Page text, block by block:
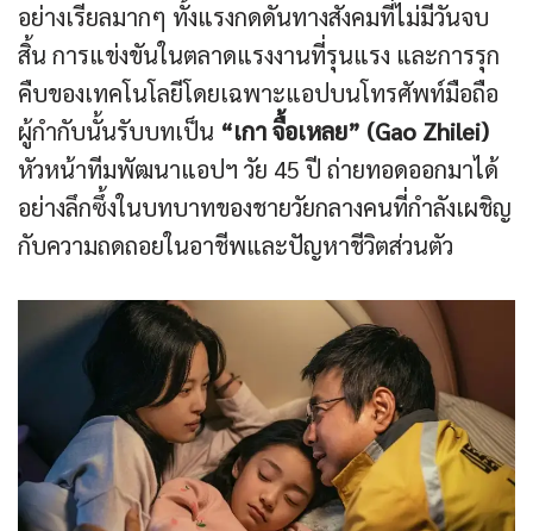
อย่างเรียลมากๆ ทั้งแรงกดดันทางสังคมที่ไม่มีวันจบ
สิ้น การแข่งขันในตลาดแรงงานที่รุนแรง และการรุก
คืบของเทคโนโลยีโดยเฉพาะแอปบนโทรศัพท์มือถือ
ผู้กำกับนั้นรับบทเป็น “เกา จื้อเหลย” (Gao Zhilei)
หัวหน้าทีมพัฒนาแอปฯ วัย 45 ปี ถ่ายทอดออกมาได้
อย่างลึกซึ้งในบทบาทของชายวัยกลางคนที่กำลังเผชิญ
กับความถดถอยในอาชีพและปัญหาชีวิตส่วนตัว